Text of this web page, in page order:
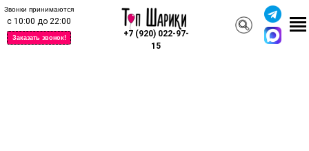
+7 (920) 022-97-
15
Заказать звонок!
Звонки принимаются
с 10:00 до 22:00